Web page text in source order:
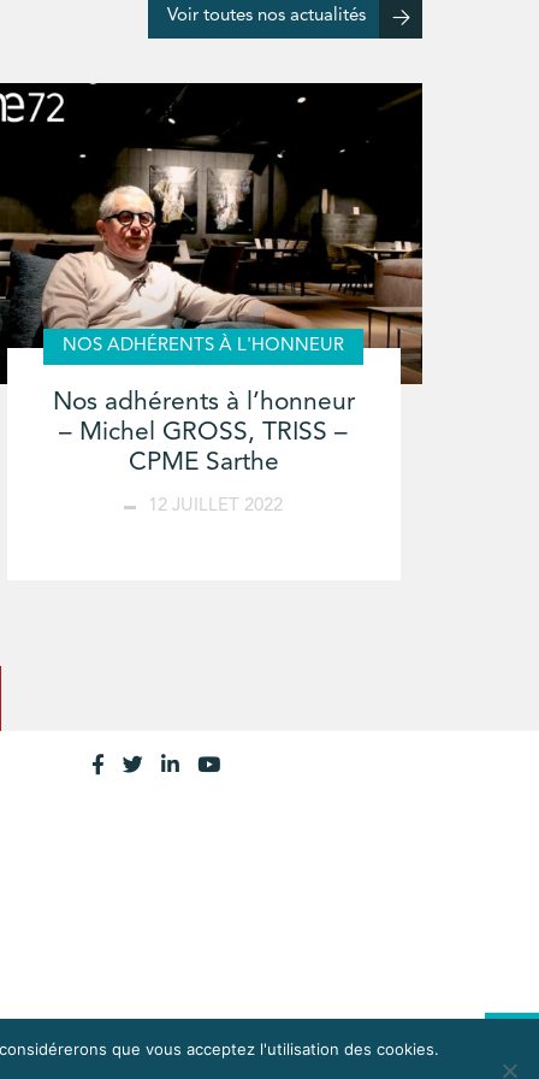
Voir toutes nos actualités
NOS ADHÉRENTS À L'HONNEUR
Nos adhérents à l’honneur
– Michel GROSS, TRISS –
CPME Sarthe
12 JUILLET 2022
que vous acceptez l'utilisation des cookies.